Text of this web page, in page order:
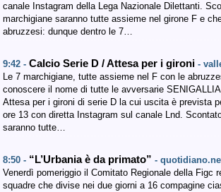
canale Instagram della Lega Nazionale Dilettanti.
marchigiane saranno tutte assieme nel girone F e
abruzzesi: dunque dentro le 7…
9:42 - Calcio Serie D / Attesa per i gironi -
Le 7 marchigiane, tutte assieme nel F con le
conoscere il nome di tutte le avversarie
Attesa per i gironi di serie D la cui uscita è prevista
ore 13 con diretta Instagram sul canale Lnd.
saranno tutte…
8:50 - “L’Urbania è da primato” -
Venerdì pomeriggio il Comitato Regionale della Figc
squadre che divise nei due giorni a 16 compagine